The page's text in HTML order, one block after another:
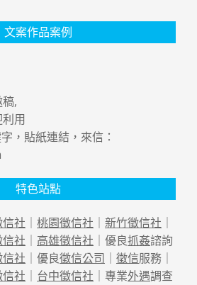
文案作品案例
,
用
，貼紙連結，來信：
特色站點
社 桃園徵信社 新竹徵信社
社 高雄徵信社 ｜優良抓姦諮詢
社 ｜優良徵信公司 徵信服務｜
社 台中徵信社 ｜專業外遇調查